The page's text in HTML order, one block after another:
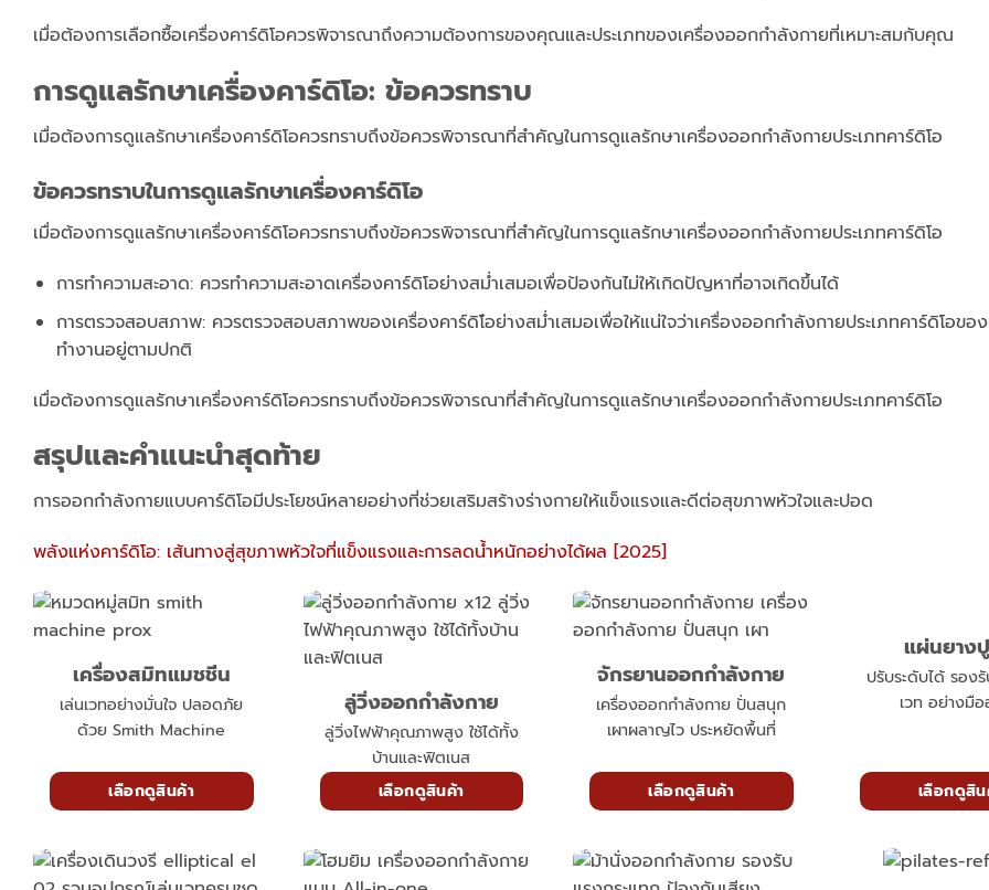
เมื่อต้องการเลือกซื้อเครื่องคาร์ดิโอควรพิจารณาถึงความต้องการของคุณและประเภทของเครื่องออกกำลังกายที่เหมาะสมกับคุณ
การดูแลรักษาเครื่องคาร์ดิโอ: ข้อควรทราบ
เมื่อต้องการดูแลรักษาเครื่องคาร์ดิโอควรทราบถึงข้อควรพิจารณาที่สำคัญในการดูแลรักษาเครื่องออกกำลังกายประเภทคาร์ดิโอ
ข้อควรทราบในการดูแลรักษาเครื่องคาร์ดิโอ
เมื่อต้องการดูแลรักษาเครื่องคาร์ดิโอควรทราบถึงข้อควรพิจารณาที่สำคัญในการดูแลรักษาเครื่องออกกำลังกายประเภทคาร์ดิโอ
การทำความสะอาด: ควรทำความสะอาดเครื่องคาร์ดิโอย่างสม่ำเสมอเพื่อป้องกันไม่ให้เกิดปัญหาที่อาจเกิดขึ้นได้
การตรวจสอบสภาพ: ควรตรวจสอบสภาพของเครื่องคาร์ดิโ่อย่างสม่ำเสมอเพื่อให้แน่ใจว่าเครื่องออกกำลังกายประเภทคาร์ดิโอข
ทำงานอยู่ตามปกติ
เมื่อต้องการดูแลรักษาเครื่องคาร์ดิโอควรทราบถึงข้อควรพิจารณาที่สำคัญในการดูแลรักษาเครื่องออกกำลังกายประเภทคาร์ดิโอ
สรุปและคำแนะนำสุดท้าย
การออกกำลังกายแบบคาร์ดิโอมีประโยชน์หลายอย่างที่ช่วยเสริมสร้างร่างกายให้แข็งแรงและดีต่อสุขภาพหัวใจและปอด
พลังแห่งคาร์ดิโอ: เส้นทางสู่สุขภาพหัวใจที่แข็งแรงและการลดน้ำหนักอย่างได้ผล [2025]
เครื่องสมิทแมชชีน
เล่นเวทอย่างมั่นใจ ปลอดภัย
ด้วย Smith Machine
เลือกดูสินค้า
ลู่วิ่งออกกำลังกาย
ลู่วิ่งไฟฟ้าคุณภาพสูง ใช้ได้ทั้ง
บ้านและฟิตเนส
เลือกดูสินค้า
จักรยานออกกำลังกาย
เครื่องออกกำลังกาย ปั่นสนุก
เผาผลาญไว ประหยัดพื้นที่
เลือกดูสินค้า
แผ่นยาง
ปรับระดับได้ รอง
เวท อย่างมื
เลือกดูสิน